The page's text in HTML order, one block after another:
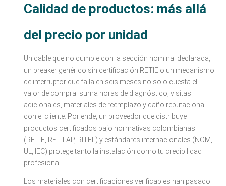
Calidad de productos: más allá
del precio por unidad
Un cable que no cumple con la sección nominal declarada,
un breaker genérico sin certificación RETIE o un mecanismo
de interruptor que falla en seis meses no solo cuesta el
valor de compra: suma horas de diagnóstico, visitas
adicionales, materiales de reemplazo y daño reputacional
con el cliente. Por ende, un proveedor que distribuye
productos certificados bajo normativas colombianas
(RETIE, RETILAP, RITEL) y estándares internacionales (NOM,
UL, IEC) protege tanto la instalación como tu credibilidad
profesional.
Los materiales con certificaciones verificables han pasado